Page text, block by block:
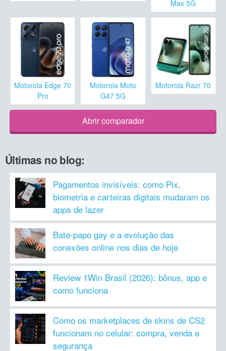
Max 5G
Motorola Edge 70
Pro
Motorola Moto
G47 5G
Motorola Razr 70
Abrir comparador
Últimas no blog:
Pagamentos invisíveis: como Pix,
biometria e carteiras digitais mudaram os
apps de lazer
Bate-papo gay e a evolução das
conexões online nos dias de hoje
Review 1Win Brasil (2026): bônus, app e
como funciona
Como os marketplaces de skins de CS2
funcionam no celular: compra, venda e
segurança